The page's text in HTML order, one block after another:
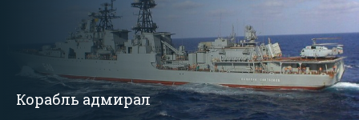
Корабль адмирал